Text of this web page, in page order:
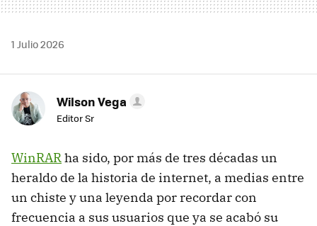
1 Julio 2026
Wilson Vega
Editor Sr
WinRARha sido, por más de tres décadas un
heraldo de la historia de internet, a medias entre
un chiste y una leyenda por recordar con
frecuencia a sus usuarios que ya se acabó su